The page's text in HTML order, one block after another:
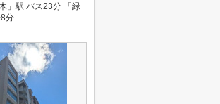
」駅 バス23分 「緑
分